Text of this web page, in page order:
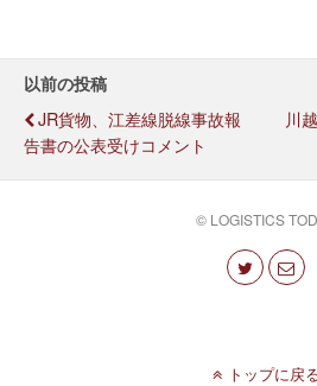
以前の投稿
JR貨物、江差線脱線事故報
告書の公表受けコメント
川
© LOGISTICS
トップに戻